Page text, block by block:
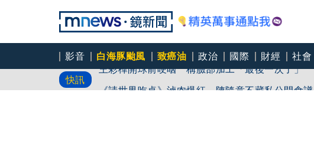
影音 白海豚颱風 致癌油 政治 國際 財經 社會
快訊
王彩樺開球前哽咽 稱臉部加工「最後一次了」